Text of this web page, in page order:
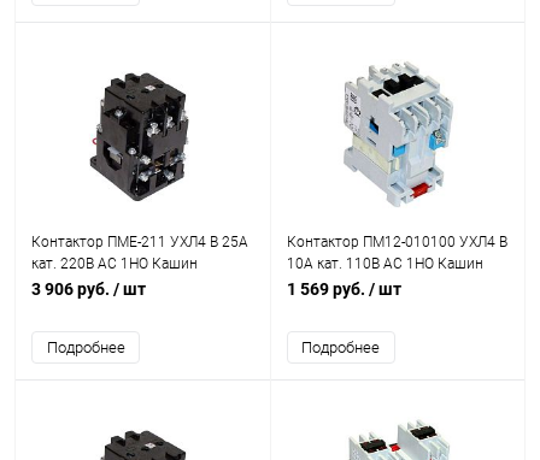
Контактор ПМЕ-211 УХЛ4 В 25А
кат. 220В AC 1НО Кашин
080211100ВВ220000000
3 906 руб. / шт
Подробнее
Контактор ПМ12-010100 УХЛ4 В
10А кат. 110В AC 1НО Кашин
020100100ВВ110000010
1 569 руб. / шт
Подробнее